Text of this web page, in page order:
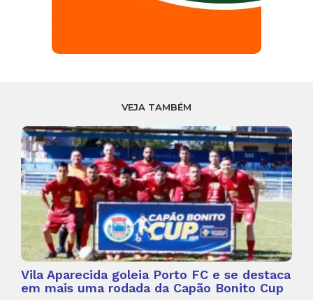
VEJA TAMBÉM
Vila Aparecida goleia Porto FC e se destaca
em mais uma rodada da Capão Bonito Cup